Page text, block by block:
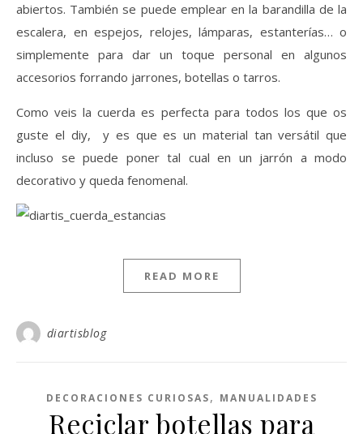
abiertos. También se puede emplear en la barandilla de la
escalera, en espejos, relojes, lámparas, estanterías… o
simplemente para dar un toque personal en algunos
accesorios forrando jarrones, botellas o tarros.
Como veis la cuerda es perfecta para todos los que os
guste el diy, y es que es un material tan versátil que
incluso se puede poner tal cual en un jarrón a modo
decorativo y queda fenomenal.
READ MORE
diartisblog
DECORACIONES CURIOSAS, MANUALIDADES
Reciclar botellas para